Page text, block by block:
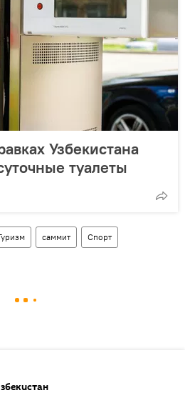
Узбекистана
туалеты
саммит Спорт